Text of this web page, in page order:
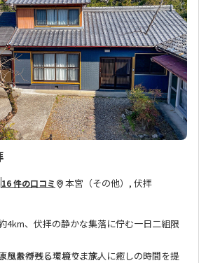
に
入
り
に
追
16 件の口コミ
本宮（その他）, 伏拝
4km、伏拝の静かな集落に佇む一日二組限
風景が残る環境で、旅人に癒しの時間を提
りお待ちしております。